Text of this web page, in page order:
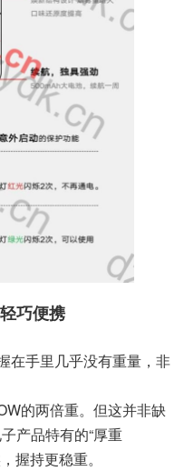
巧便携
在手里几乎没有重量，非
的两倍重。但这并非缺
产品特有的“厚重
握持更稳重。